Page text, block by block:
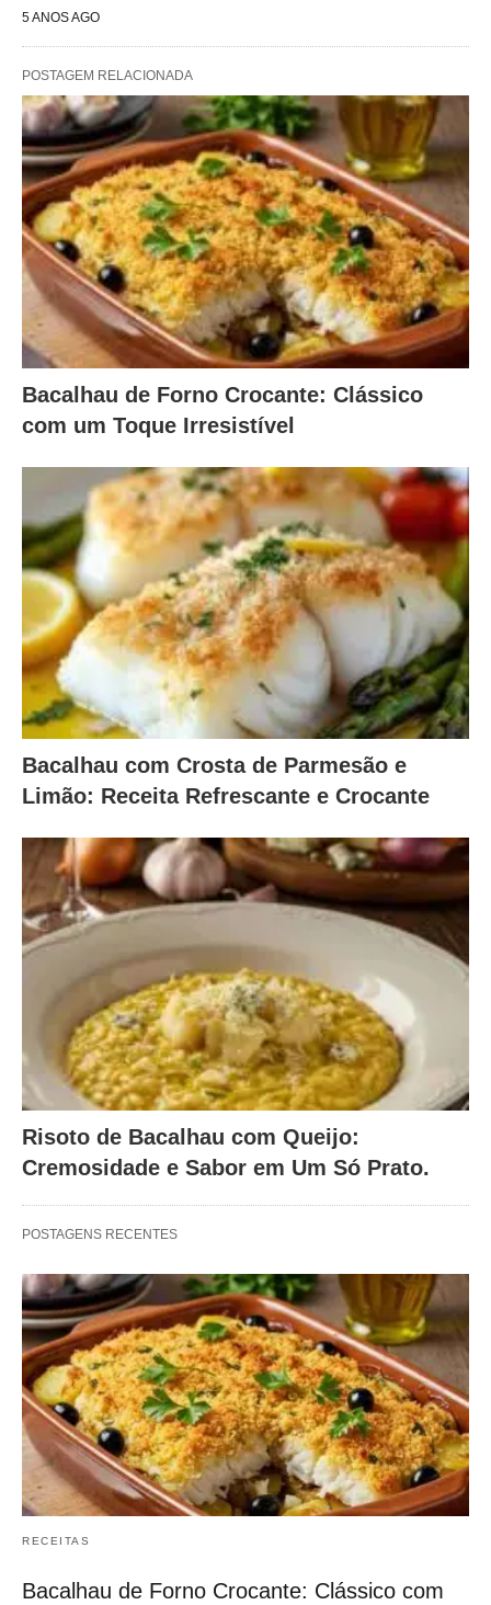
5 ANOS AGO
POSTAGEM RELACIONADA
Bacalhau de Forno Crocante: Clássico
com um Toque Irresistível
Bacalhau com Crosta de Parmesão e
Limão: Receita Refrescante e Crocante
Risoto de Bacalhau com Queijo:
Cremosidade e Sabor em Um Só Prato.
POSTAGENS RECENTES
RECEITAS
Bacalhau de Forno Crocante: Clássico com